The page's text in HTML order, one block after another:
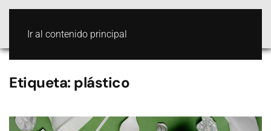
Ir al contenido principal
Etiqueta: plástico